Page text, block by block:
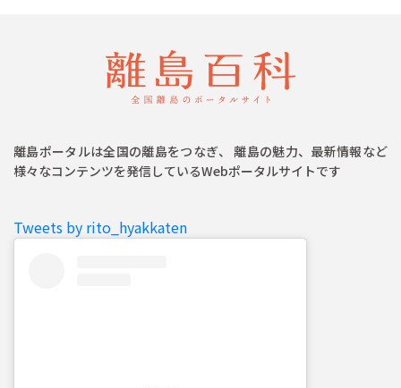
離島ポータルは全国の離島をつなぎ、 離島の魅力、最新情報など
様々なコンテンツを発信しているWebポータルサイトです
Tweets by rito_hyakkaten